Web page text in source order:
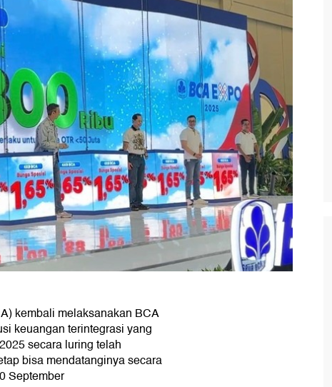
kembali melaksanakan BCA
keuangan terintegrasi yang
secara luring telah
bisa mendatanginya secara
September